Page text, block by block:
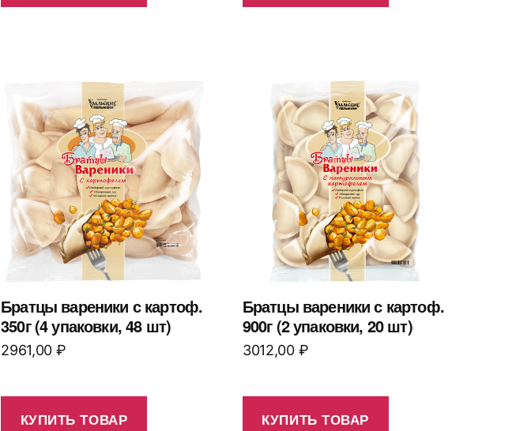
Братцы вареники с картоф.
350г (4 упаковки, 48 шт)
2961,00 ₽
КУПИТЬ ТОВАР
Братцы вареники с картоф.
900г (2 упаковки, 20 шт)
3012,00 ₽
КУПИТЬ ТОВАР